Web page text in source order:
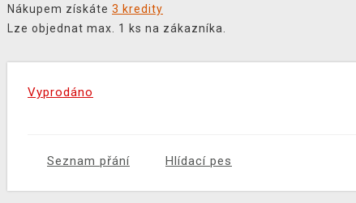
Nákupem získáte 3 kredity
Lze objednat max. 1 ks na zákazníka.
Vyprodáno
Seznam přání Hlídací pes